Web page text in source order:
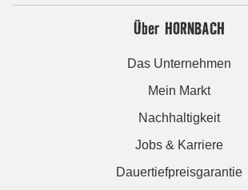
Über HORNBACH
Das Unternehmen
Mein Markt
Nachhaltigkeit
Jobs & Karriere
Dauertiefpreisgarantie